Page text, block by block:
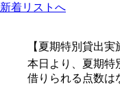
新着リストへ
【夏期特別貸出実
本日より、夏期特
借りられる点数は